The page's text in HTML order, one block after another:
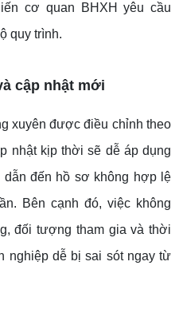
cơ quan BHXH yêu cầu
quy trình.
cập nhật mới
xuyên được điều chỉnh theo
nhật kịp thời sẽ dễ áp dụng
đến hồ sơ không hợp lệ
Bên cạnh đó, việc không
đối tượng tham gia và thời
nghiệp dễ bị sai sót ngay từ